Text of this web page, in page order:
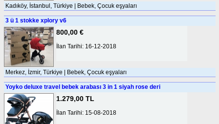
Kadıköy, İstanbul, Türkiye | Bebek, Çocuk eşyaları
3 ü 1 stokke xplory v6
800,00 €
İlan Tarihi: 16-12-2018
Merkez, İzmir, Türkiye | Bebek, Çocuk eşyaları
Yoyko deluxe travel bebek arabası 3 in 1 siyah rose deri
1.279,00 TL
İlan Tarihi: 15-08-2018